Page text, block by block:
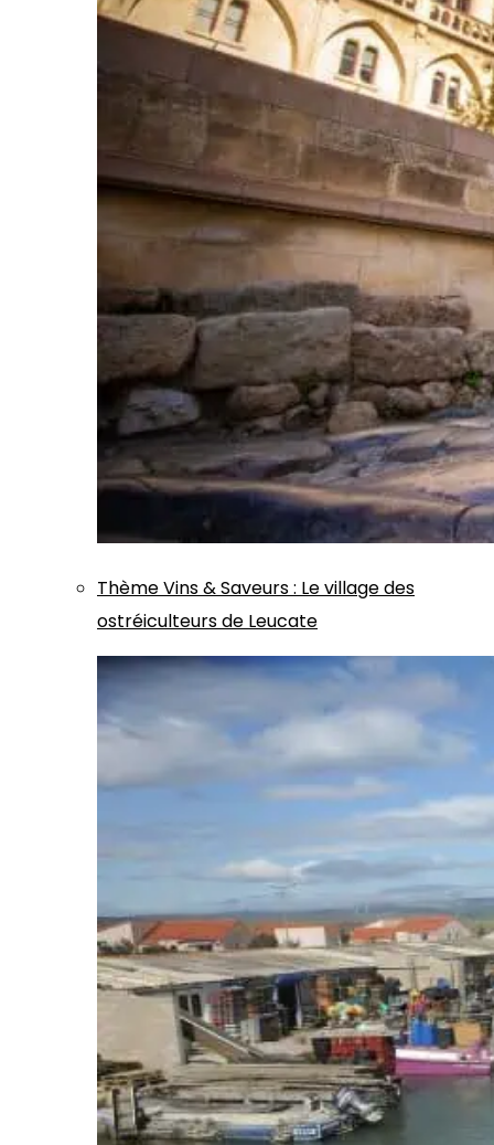
ThèmeVins & Saveurs: Le village des
ostréiculteurs de Leucate